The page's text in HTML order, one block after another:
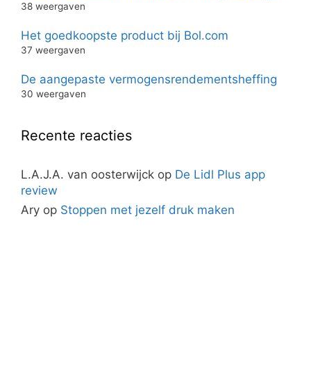
38 weergaven
Het goedkoopste product bij Bol.com
37 weergaven
De aangepaste vermogensrendementsheffing
30 weergaven
Recente reacties
L.A.J.A. van oosterwijck op De Lidl Plus app
review
Ary op Stoppen met jezelf druk maken